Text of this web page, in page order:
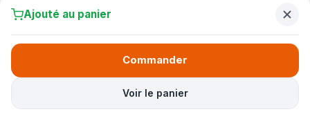
Ajouté au panier
Voir le panier
Commander